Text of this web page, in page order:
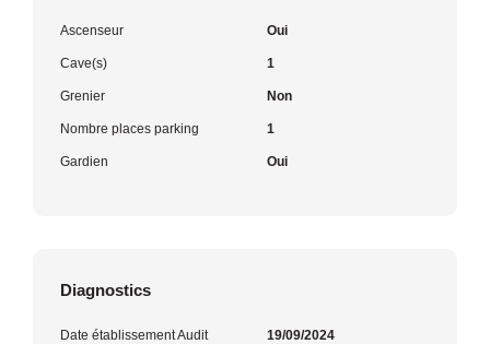
Ascenseur Oui
Cave(s) 1
Grenier Non
Nombre places parking 1
Gardien Oui
Diagnostics
Date établissement Audit
19/09/2024